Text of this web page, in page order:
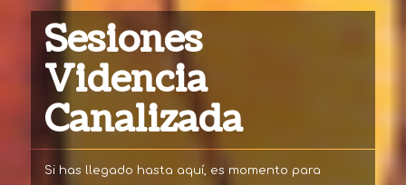
Sesiones
Videncia
Canalizada
Si has llegado hasta aquí, es momento para